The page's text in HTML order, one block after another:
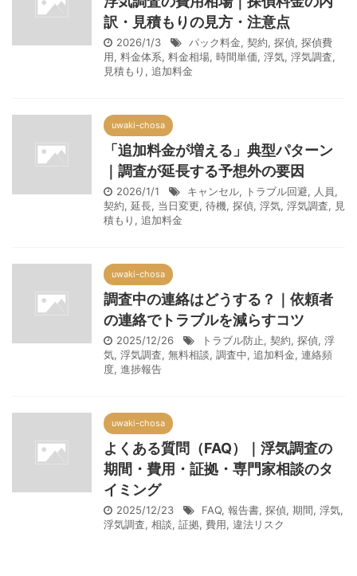
訳・見積もりの見方・注意点
2026/1/3 パック料金, 契約, 探偵, 探偵費
用, 料金体系, 料金相場, 時間単価, 浮気, 浮気調査,
見積もり , 追加料金
uwaki-chosa
「追加料金が増える」典型パターン
｜調査が延長する予想外の要因
2026/1/1 キャンセル, トラブル回避, 人員,
契約, 延長, 当日変更, 待機, 探偵, 浮気, 浮気調査, 見
積もり , 追加料金
uwaki-chosa
調査中の連絡はどうする？｜依頼者
の連絡でトラブルを減らすコツ
2025/12/26 トラブル防止, 契約, 探偵, 浮
気, 浮気調査, 無料相談, 調査中, 追加料金, 連絡頻
度, 進捗報告
uwaki-chosa
よくある質問（FAQ）｜浮気調査の
期間・費用・証拠・専門家相談のタ
イミング
2025/12/23 FAQ, 報告書, 探偵, 期間, 浮気,
浮気調査, 相談, 証拠, 費用, 違法リスク